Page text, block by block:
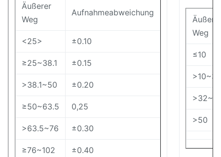
Äußerer
Weg
Aufnahmeabweichung
<25> ±0.10
≥25~38.1 ±0.15
>38.1~50 ±0.20
≥50~63.5 0,25
>63.5~76 ±0.30
≥76~102 ±0.40
Weg
≤10
>10~32
>50